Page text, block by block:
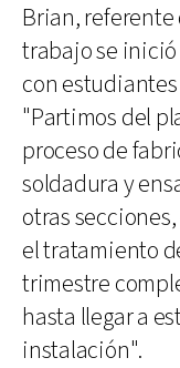
Brian,
trabajo se
con estudiantes
"Partimos del
proceso de
soldadura y
otras
el tratamiento
trimestre
hasta llegar a
instalación".